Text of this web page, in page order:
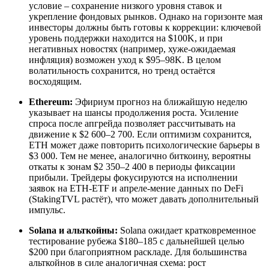
условие – сохранение низкого уровня ставок и
укрепление фондовых рынков. Однако на горизонте мая
инвесторы должны быть готовы к коррекции: ключевой
уровень поддержки находится на $100K, и при
негативных новостях (например, хуже-ожидаемая
инфляция) возможен уход к $95–98K. В целом
волатильность сохранится, но тренд остаётся
восходящим.
Ethereum: Эфириум прогноз на ближайшую неделю
указывает на шансы продолжения роста. Усиление
спроса после апгрейда позволяет рассчитывать на
движение к $2 600–2 700. Если оптимизм сохранится,
ETH может даже повторить психологические барьеры в
$3 000. Тем не менее, аналогично биткоину, вероятны
откаты к зонам $2 350–2 400 в периоды фиксации
прибыли. Трейдеры фокусируются на исполнении
заявок на ETH-ETF и апреле-мение данных по DeFi
(StakingTVL растёт), что может давать дополнительный
импульс.
Solana и альткойны: Solana ожидает кратковременное
тестирование рубежа $180–185 с дальнейшей целью
$200 при благоприятном раскладе. Для большинства
альткойнов в силе аналогичная схема: рост